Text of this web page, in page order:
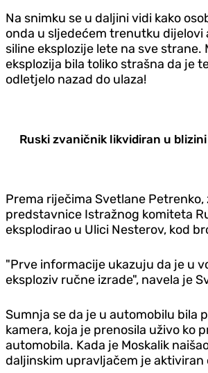
Na snimku se u daljini vidi kako
onda u sljedećem trenutku dijelovi
siline eksplozije lete na sve strane.
eksplozija bila toliko strašna da je
odletjelo nazad do ulaza!
Ruski zvaničnik likvidiran u
Prema riječima Svetlane Petrenko,
predstavnice Istražnog komiteta
eksplodirao u Ulici Nesterov, kod
"Prve informacije ukazuju da je u
eksploziv ručne izrade", navela je
Sumnja se da je u automobilu bila
kamera, koja je prenosila uživo ko
automobila. Kada je Moskalik
daljinskim upravljačem je aktiviran